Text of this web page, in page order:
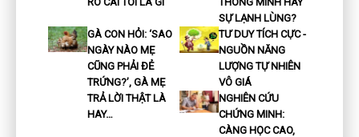
SỰ LẠNH LÙNG?
GÀ CON HỎI: ‘SAO
NGÀY NÀO MẸ
CŨNG PHẢI ĐẺ
TRỨNG?’, GÀ MẸ
TRẢ LỜI THẬT LÀ
HAY…
TƯ DUY TÍCH CỰC -
NGUỒN NĂNG
LƯỢNG TỰ NHIÊN
VÔ GIÁ
NGHIÊN CỨU
CHỨNG MINH:
CÀNG HỌC CAO,